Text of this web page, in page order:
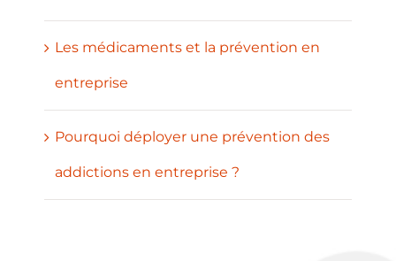
Les médicaments et la prévention en
entreprise
Pourquoi déployer une prévention des
addictions en entreprise ?